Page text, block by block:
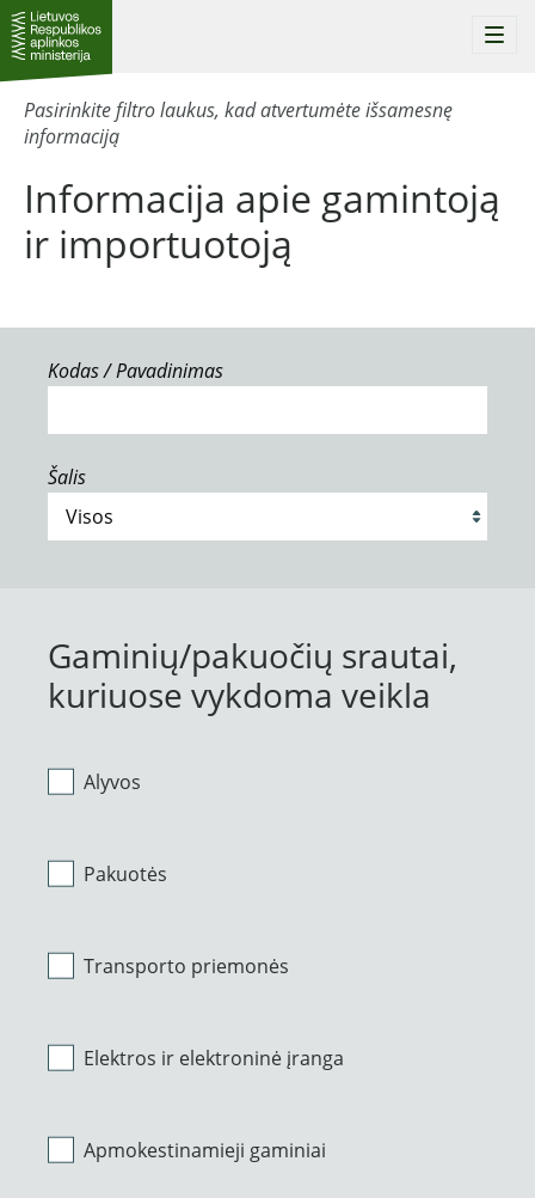
Informacija apie gamintoją
ir importuotoją
Pasirinkite filtro laukus, kad atvertumėte išsamesnę
informaciją
Kodas / Pavadinimas
Šalis
Gaminių/pakuočių srautai,
kuriuose vykdoma veikla
Alyvos
Pakuotės
Transporto priemonės
Elektros ir elektroninė įranga
Apmokestinamieji gaminiai